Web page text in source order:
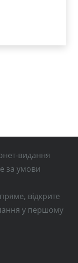
видання
за умови
відкрите
у першому